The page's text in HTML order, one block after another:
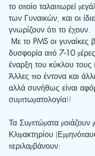
το οποίο ταλαιπωρεί
των Γυναικών, και οι
γνωρίζουν ότι το έχουν.
Με το PMS οι γυναίκες
δυσφορία από 7-10
έναρξη του κύκλου τους
Άλλες πιο έντονα και
αλλά συνήθως είναι
συμπτωματολογία!!
Τα Συμπτώματα μοιάζουν
Κλιμακτηρίου
περιλαμβάνουν: